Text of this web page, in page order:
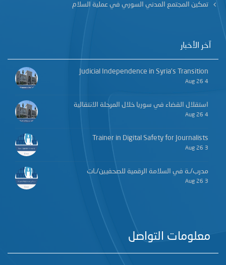
تمكين المجتمع المدني السوري في عملية السلام
آخر الأخبار
Judicial Independence in Syria’s Transition
4 Aug 26
استقلال القضاء في سوريا خلال المرحلة الانتقالية
4 Aug 26
Trainer in Digital Safety for Journalists
3 Aug 26
مدرب/ـة في السلامة الرقمية للصحفيين/ـات
3 Aug 26
معلومات التواصل